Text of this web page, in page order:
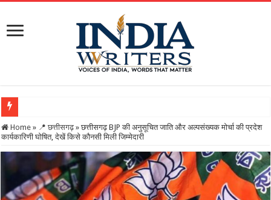
Home » 📍 छत्तीसगढ़ » छत्तीसगढ़ BJP की अनुसूचित जाति और अल्पसंख्यक मोर्चा की प्रदेश
कार्यकारिणी घोषित, देखें किसे कौनसी मिली जिम्मेदारी